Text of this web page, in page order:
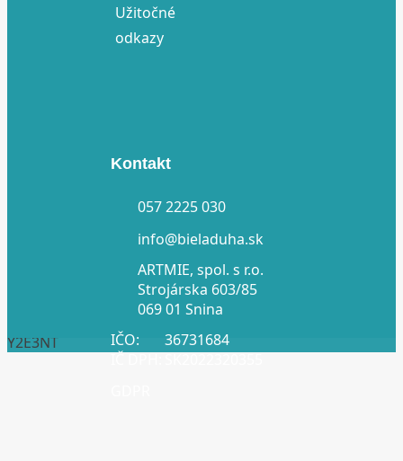
Užitočné
odkazy
Kontakt
057 2225 030
info@bieladuha.sk
ARTMIE, spol. s r.o.
Strojárska 603/85
069 01 Snina
IČO:
36731684
IČ DPH:SK2022320355
Y2E3NT